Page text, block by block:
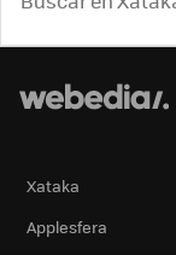
Xataka
Applesfera